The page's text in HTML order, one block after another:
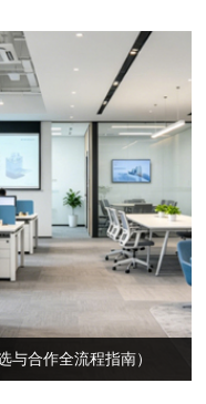
与合作全流程指南）